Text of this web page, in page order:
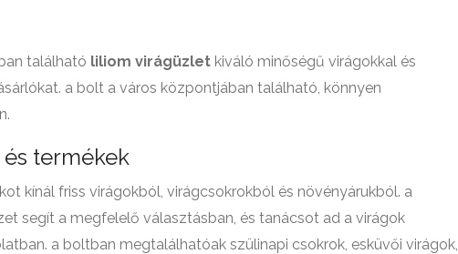
található liliom virágüzlet kiváló minőségű virágokkal és
a bolt a város központjában található, könnyen
termékek
kínál friss virágokból, virágcsokrokból és növényárukból. a
segít a megfelelő választásban, és tanácsot ad a virágok
a boltban megtalálhatóak szülinapi csokrok, esküvői virágok,